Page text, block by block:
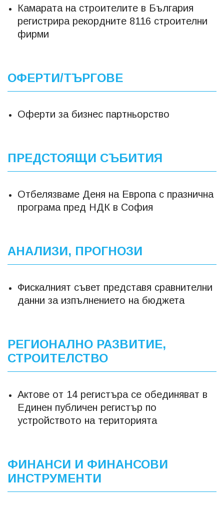
Камарата на строителите в България
регистрира рекордните 8116 строителни
фирми
ОФЕРТИ/ТЪРГОВЕ
Оферти за бизнес партньорство
ПРЕДСТОЯЩИ СЪБИТИЯ
Отбелязваме Деня на Европа с празнична
програма пред НДК в София
АНАЛИЗИ, ПРОГНОЗИ
Фискалният съвет представя сравнителни
данни за изпълнението на бюджета
РЕГИОНАЛНО РАЗВИТИЕ,
СТРОИТЕЛСТВО
Актове от 14 регистъра се обединяват в
Единен публичен регистър по
устройството на територията
ФИНАНСИ И ФИНАНСОВИ
ИНСТРУМЕНТИ